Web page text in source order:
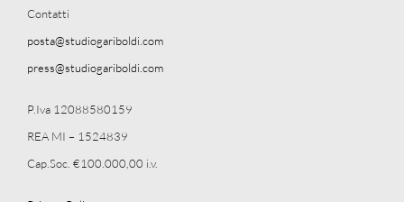
Contatti
posta@studiogariboldi.com
press@studiogariboldi.com
P.Iva 12088580159
REA MI – 1524839
Cap.Soc. €100.000,00 i.v.